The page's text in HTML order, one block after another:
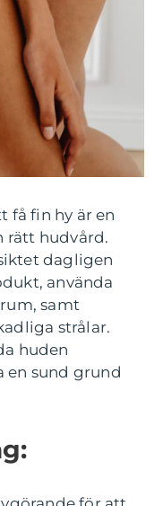
få fin hy är en
rätt hudvård.
dagligen
använda
samt
strålar.
huden
en sund grund